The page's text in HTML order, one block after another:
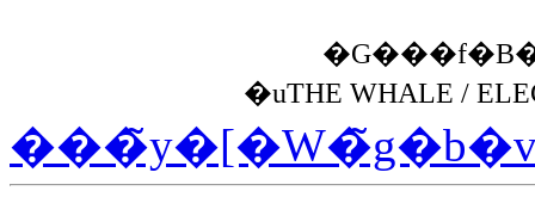
�uTHE WHALE /